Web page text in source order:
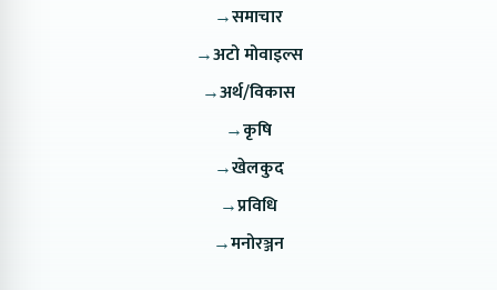
→समाचार
→अटो मोवाइल्स
→अर्थ/विकास
→कृषि
→खेलकुद
→प्रविधि
→मनोरञ्जन